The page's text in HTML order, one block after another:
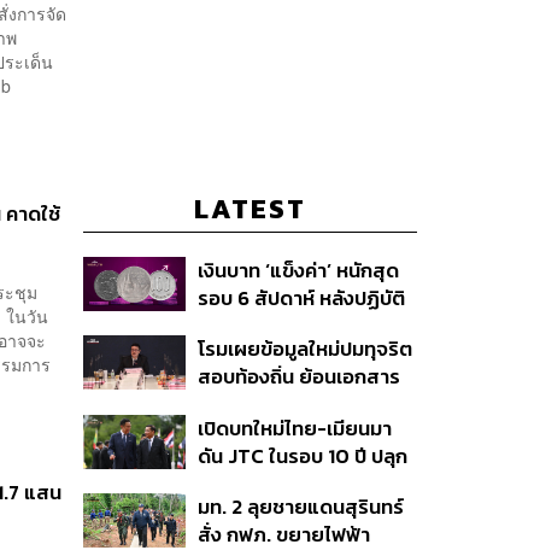
งการจัด
พ
ะเด็น
าดใช้
ะชุม
ในวัน
จจะ
มการ
แสน
LATEST
เงินบาท ‘แข็งค่า’ หนักสุด
รอบ 6 สัปดาห์ หลังปฏิบัติ
สหรัฐฯ-ญี่ปุ่น Standard
Chartered เปิดเป้าสิ้นปีนี้
ต่อดอลลาร์
โรมเผยข้อมูลใหม่ปมทุจริต
สอบท้องถิ่น ย้อนเอกสาร
อนุทิน จ่อสอบต่อเอี่ยว
ตัดตอน ม.บูรพา หรือไม่
เปิดบทใหม่ไทย-เมียนมา
ดัน JTC ในรอบ 10 ปี ปลุก
ชายแดน ท่าเรือน้ำลึก
ทวาย
มท. 2 ลุยชายแดนสุรินทร์
สั่ง กฟภ. ขยายไฟฟ้า